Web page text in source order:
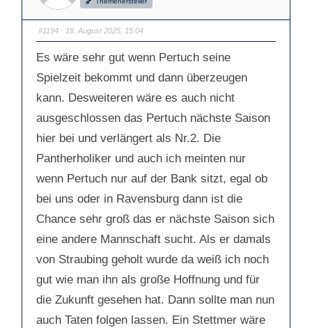
D
a
u
m
n
a
c
u
e
.
ü
D
a
u
m
n
a
c
o
e
n
#1194 · 18. August 2025, 15:04
Es wäre sehr gut wenn Pertuch seine
Spielzeit bekommt und dann überzeugen
kann. Desweiteren wäre es auch nicht
ausgeschlossen das Pertuch nächste Saison
hier bei und verlängert als Nr.2. Die
Pantherholiker und auch ich meinten nur
wenn Pertuch nur auf der Bank sitzt, egal ob
bei uns oder in Ravensburg dann ist die
Chance sehr groß das er nächste Saison sich
eine andere Mannschaft sucht. Als er damals
von Straubing geholt wurde da weiß ich noch
gut wie man ihn als große Hoffnung und für
die Zukunft gesehen hat. Dann sollte man nun
auch Taten folgen lassen. Ein Stettmer wäre